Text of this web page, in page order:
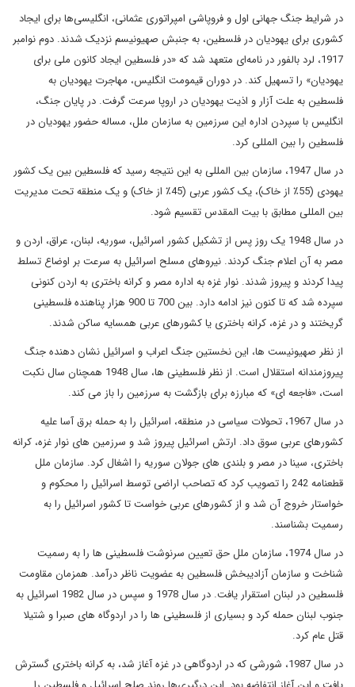
در شرایط جنگ جهانی اول و فروپاشی امپراتوری عثمانی، انگلیسی‌ها برای ایجاد
کشوری برای یهودیان در فلسطین، به جنبش صهیونیسم نزدیک شدند. دوم نوامبر
1917، لرد بالفور در نامه‌ای متعهد شد که «در فلسطین ایجاد کانون ملی برای
یهودیان» را تسهیل کند. در دوران قیمومت انگلیس، مهاجرت یهودیان به
فلسطین به علت آزار و اذیت یهودیان در اروپا سرعت گرفت. در پایان جنگ،
انگلیس با سپردن اداره این سرزمین به سازمان ملل، مساله حضور یهودیان در
فلسطین را بین المللی کرد.
در سال 1947، سازمان بین المللی به این نتیجه رسید که فلسطین بین یک کشور
یهودی (55٪ از خاک)، یک کشور عربی (45٪ از خاک) و یک منطقه تحت مدیریت
بین المللی مطابق با بیت المقدس تقسیم شود.
در سال 1948 یک روز پس از تشکیل کشور اسرائیل، سوریه، لبنان، عراق، اردن و
مصر به آن اعلام جنگ کردند. نیروهای مسلح اسرائیل به سرعت بر اوضاع تسلط
پیدا کردند و پیروز شدند. نوار غزه به اداره مصر و کرانه باختری به اردن کنونی
سپرده شد که تا کنون نیز ادامه دارد. بین 700 تا 900 هزار پناهنده فلسطینی
گریختند و در غزه، کرانه باختری یا کشورهای عربی همسایه ساکن شدند.
از نظر صهیونیست ها، این نخستین جنگ اعراب و اسرائیل نشان دهنده جنگ
پیروزمندانه استقلال است. از نظر فلسطینی ها، سال 1948 همچنان سال نکبت
است، «فاجعه ای» که مبارزه برای بازگشت به سرزمین را باز می کند.
در سال 1967، تحولات سیاسی در منطقه، اسرائیل را به حمله برق آسا علیه
کشورهای عربی سوق داد. ارتش اسرائیل پیروز شد و سرزمین های نوار غزه، کرانه
باختری، سینا در مصر و بلندی های جولان سوریه را اشغال کرد. سازمان ملل
قطعنامه 242 را تصویب کرد که تصاحب اراضی توسط اسرائیل را محکوم و
خواستار خروج آن شد و از کشورهای عربی خواست تا کشور اسرائیل را به
رسمیت بشناسند.
در سال 1974، سازمان ملل حق تعیین سرنوشت فلسطینی ها را به رسمیت
شناخت و سازمان آزادیبخش فلسطین به عضویت ناظر درآمد. همزمان مقاومت
فلسطین در لبنان استقرار یافت. در سال 1978 و سپس در سال 1982 اسرائیل به
جنوب لبنان حمله کرد و بسیاری از فلسطینی ها را در اردوگاه های صبرا و شتیلا
قتل عام کرد.
در سال 1987، شورشی که در اردوگاهی در غزه آغاز شد، به کرانه باختری گسترش